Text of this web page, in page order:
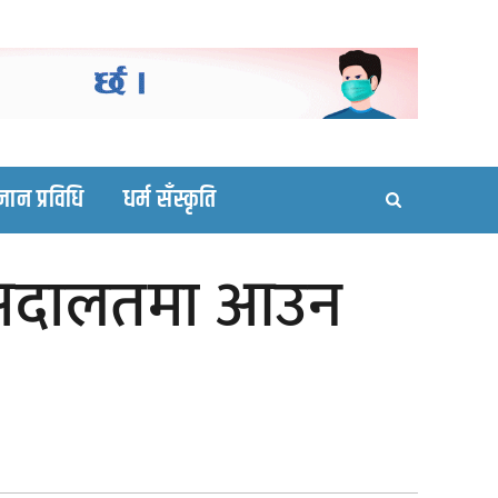
site
प्रविधि धर्म सँस्कृति
आउन